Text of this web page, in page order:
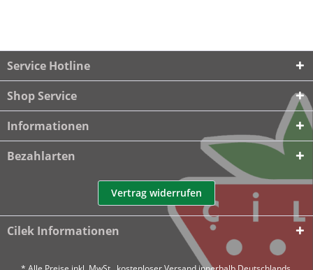
Service Hotline
Shop Service
Informationen
Bezahlarten
Vertrag widerrufen
Cilek Informationen